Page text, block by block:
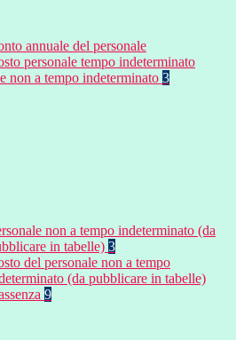
annuale del personale
personale tempo indeterminato
non a tempo indeterminato 3
non a tempo indeterminato (da
in tabelle) 3
del personale non a tempo
(da pubblicare in tabelle)
9